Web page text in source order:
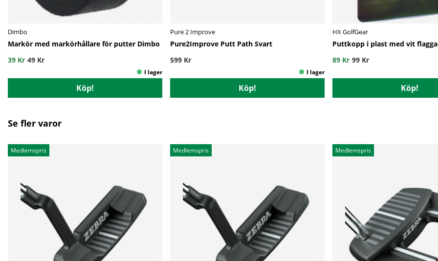
Dimbo
Markör med markörhållare för putter Dimbo
39 Kr 49 Kr
Köp!
Pure 2 Improve
Pure2Improve Putt Path Svart
599 Kr
Köp!
HX GolfGear
Puttkopp i plast med vit flagga
89 Kr 99 Kr
Köp!
Se fler varor
Medlemspris Medlemspris Medlemspris